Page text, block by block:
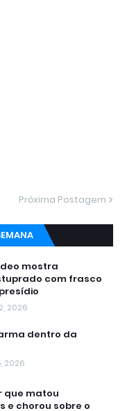
Próxima Postagem
mostra
com frasco
2026
dentro da
2026
que matou
e chorou sobre o